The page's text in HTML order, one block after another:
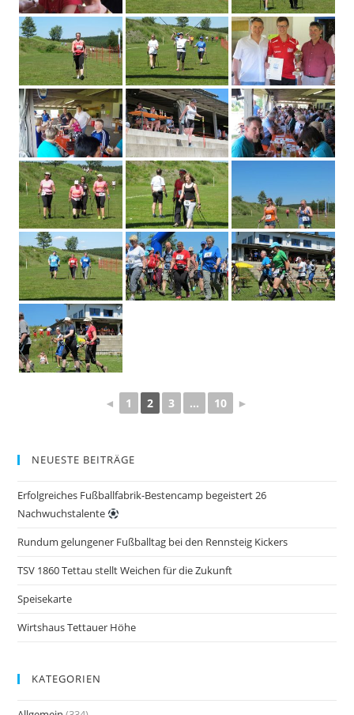
◄ 1 2 3 ... 10 ►
NEUESTE BEITRÄGE
Erfolgreiches Fußballfabrik-Bestencamp begeistert 26
Nachwuchstalente
Rundum gelungener Fußballtag bei den Rennsteig Kickers
TSV 1860 Tettau stellt Weichen für die Zukunft
Speisekarte
Wirtshaus Tettauer Höhe
KATEGORIEN